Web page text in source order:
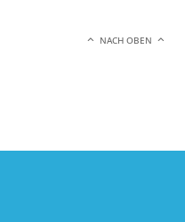
NACH OBEN